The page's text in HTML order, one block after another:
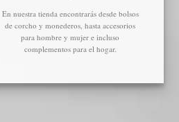
En nuestra tienda encontrarás desde bolsos
de corcho y monederos, hasta accesorios
para hombre y mujer e incluso
complementos para el hogar.